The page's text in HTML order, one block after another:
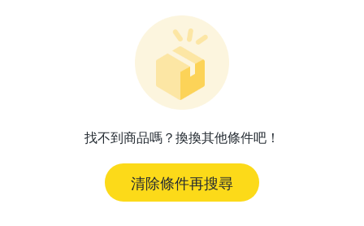
找不到商品嗎？換換其他條件吧！
清除條件再搜尋